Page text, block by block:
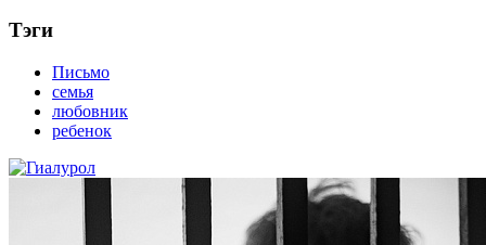
Тэги
Письмо
семья
любовник
ребенок